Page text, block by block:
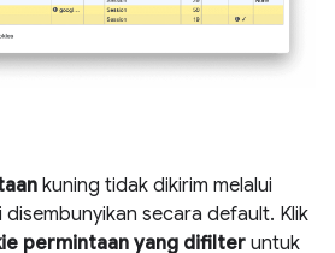
kuning tidak dikirim melalui
disembunyikan secara default. Klik
permintaan yang difilter untuk